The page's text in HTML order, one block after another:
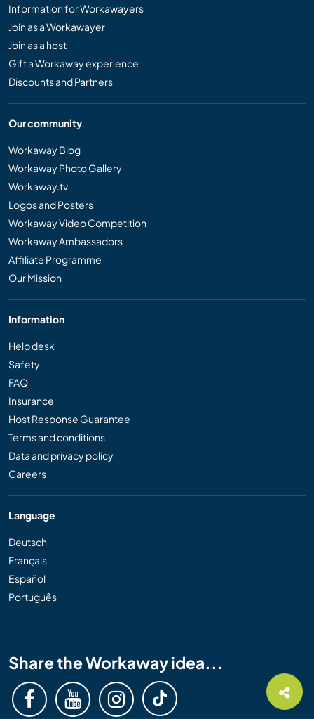
Information for Workawayers
Join as a Workawayer
Join as a host
Gift a Workaway experience
Discounts and Partners
Our community
Workaway Blog
Workaway Photo Gallery
Workaway.tv
Logos and Posters
Workaway Video Competition
Workaway Ambassadors
Affiliate Programme
Our Mission
Information
Help desk
Safety
FAQ
Insurance
Host Response Guarantee
Terms and conditions
Data and privacy policy
Careers
Language
Deutsch
Français
Español
Português
Share the Workaway idea...